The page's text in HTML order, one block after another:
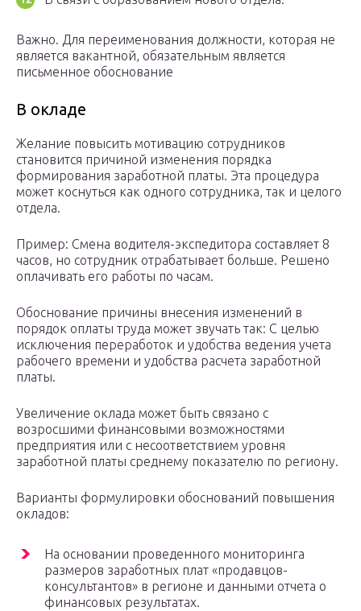
Важно. Для переименования должности, которая не
является вакантной, обязательным является
письменное обоснование
В окладе
Желание повысить мотивацию сотрудников
становится причиной изменения порядка
формирования заработной платы. Эта процедура
может коснуться как одного сотрудника, так и целого
отдела.
Пример: Смена водителя-экспедитора составляет 8
часов, но сотрудник отрабатывает больше. Решено
оплачивать его работы по часам.
Обоснование причины внесения изменений в
порядок оплаты труда может звучать так: С целью
исключения переработок и удобства ведения учета
рабочего времени и удобства расчета заработной
платы.
Увеличение оклада может быть связано с
возросшими финансовыми возможностями
предприятия или с несоответствием уровня
заработной платы среднему показателю по региону.
Варианты формулировки обоснований повышения
окладов:
На основании проведенного мониторинга
размеров заработных плат «продавцов-
консультантов» в регионе и данными отчета о
финансовых результатах.